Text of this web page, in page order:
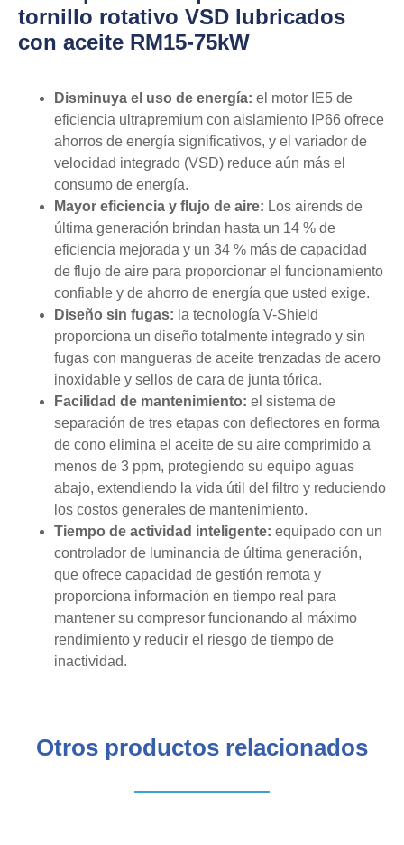
tornillo rotativo VSD lubricados
con aceite RM15-75kW
Disminuya el uso de energía: el motor IE5 de
eficiencia ultrapremium con aislamiento IP66 ofrece
ahorros de energía significativos, y el variador de
velocidad integrado (VSD) reduce aún más el
consumo de energía.
Mayor eficiencia y flujo de aire: Los airends de
última generación brindan hasta un 14 % de
eficiencia mejorada y un 34 % más de capacidad
de flujo de aire para proporcionar el funcionamiento
confiable y de ahorro de energía que usted exige.
Diseño sin fugas: la tecnología V-Shield
proporciona un diseño totalmente integrado y sin
fugas con mangueras de aceite trenzadas de acero
inoxidable y sellos de cara de junta tórica.
Facilidad de mantenimiento: el sistema de
separación de tres etapas con deflectores en forma
de cono elimina el aceite de su aire comprimido a
menos de 3 ppm, protegiendo su equipo aguas
abajo, extendiendo la vida útil del filtro y reduciendo
los costos generales de mantenimiento.
Tiempo de actividad inteligente: equipado con un
controlador de luminancia de última generación,
que ofrece capacidad de gestión remota y
proporciona información en tiempo real para
mantener su compresor funcionando al máximo
rendimiento y reducir el riesgo de tiempo de
inactividad.
Otros productos relacionados